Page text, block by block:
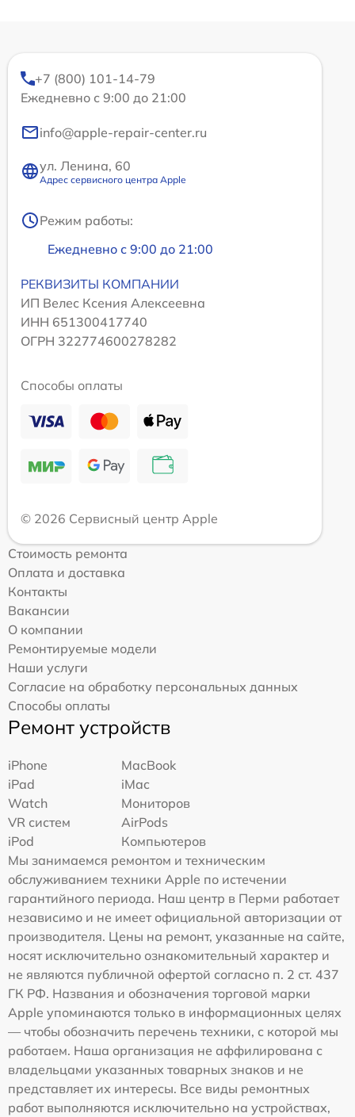
+7 (800) 101-14-79
Ежедневно с 9:00 до 21:00
info@apple-repair-center.ru
ул. Ленина, 60
Адрес сервисного центра Apple
Режим работы:
Ежедневно с 9:00 до 21:00
РЕКВИЗИТЫ КОМПАНИИ
ИП Велес Ксения Алексеевна
ИНН 651300417740
ОГРН 322774600278282
Способы оплаты
© 2026 Сервисный центр Apple
Стоимость ремонта
Оплата и доставка
Контакты
Вакансии
О компании
Ремонтируемые модели
Наши услуги
Согласие на обработку персональных данных
Способы оплаты
Ремонт устройств
iPhone
MacBook
iPad
iMac
Watch
Мониторов
VR систем
AirPods
iPod
Компьютеров
Мы занимаемся ремонтом и техническим
обслуживанием техники Apple по истечении
гарантийного периода. Наш центр в Перми работает
независимо и не имеет официальной авторизации от
производителя. Цены на ремонт, указанные на сайте,
носят исключительно ознакомительный характер и
не являются публичной офертой согласно п. 2 ст. 437
ГК РФ. Названия и обозначения торговой марки
Apple упоминаются только в информационных целях
— чтобы обозначить перечень техники, с которой мы
работаем. Наша организация не аффилирована с
владельцами указанных товарных знаков и не
представляет их интересы. Все виды ремонтных
работ выполняются исключительно на устройствах,